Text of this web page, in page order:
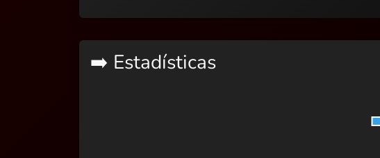
➡️ Estadísticas